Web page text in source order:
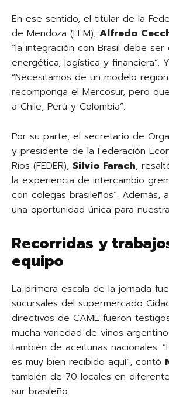
En ese sentido, el titular de la
de Mendoza (FEM), Alfredo
“la integración con Brasil debe ser
energética, logística y financiera”.
“Necesitamos de un modelo
recomponga el Mercosur, pero
a Chile, Perú y Colombia”.
Por su parte, el secretario de
y presidente de la Federación
Ríos (FEDER), Silvio Farach,
la experiencia de intercambio
con colegas brasileños”. Además,
una oportunidad única para
Recorridas y
equipo
La primera escala de la jornada
sucursales del supermercado
directivos de CAME fueron
mucha variedad de vinos
también de aceitunas nacionales.
es muy bien recibido aquí”, contó
también de 70 locales en
sur brasileño.